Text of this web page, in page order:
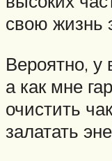
свою жизнь
Вероятно, у
а как мне
очистить
залатать